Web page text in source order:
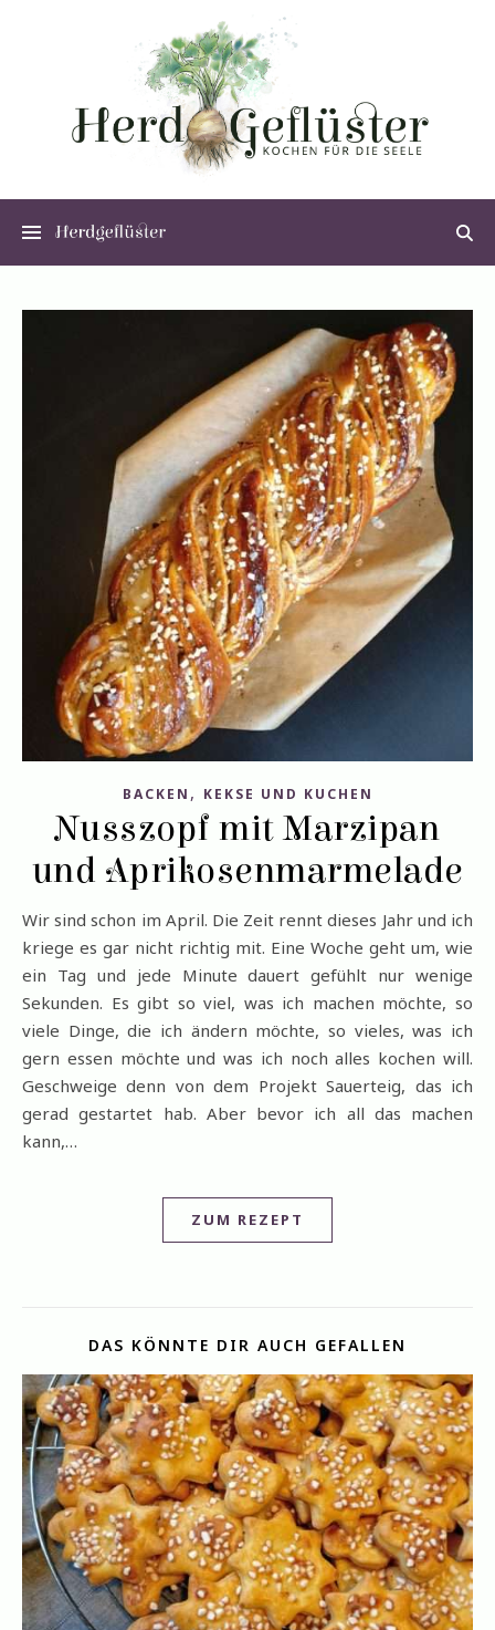
BACKEN , KEKSE UND KUCHEN
Nusszopf mit Marzipan
und Aprikosenmarmelade
Wir sind schon im April. Die Zeit rennt dieses Jahr und ich
kriege es gar nicht richtig mit. Eine Woche geht um, wie
ein Tag und jede Minute dauert gefühlt nur wenige
Sekunden. Es gibt so viel, was ich machen möchte, so
viele Dinge, die ich ändern möchte, so vieles, was ich
gern essen möchte und was ich noch alles kochen will.
Geschweige denn von dem Projekt Sauerteig, das ich
gerad gestartet hab. Aber bevor ich all das machen
kann,…
ZUM REZEPT
DAS KÖNNTE DIR AUCH GEFALLEN